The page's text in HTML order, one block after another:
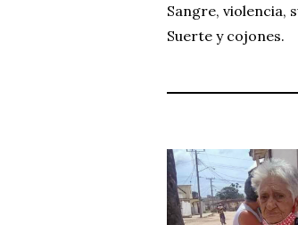
Sangre, violencia,
Suerte y cojones.